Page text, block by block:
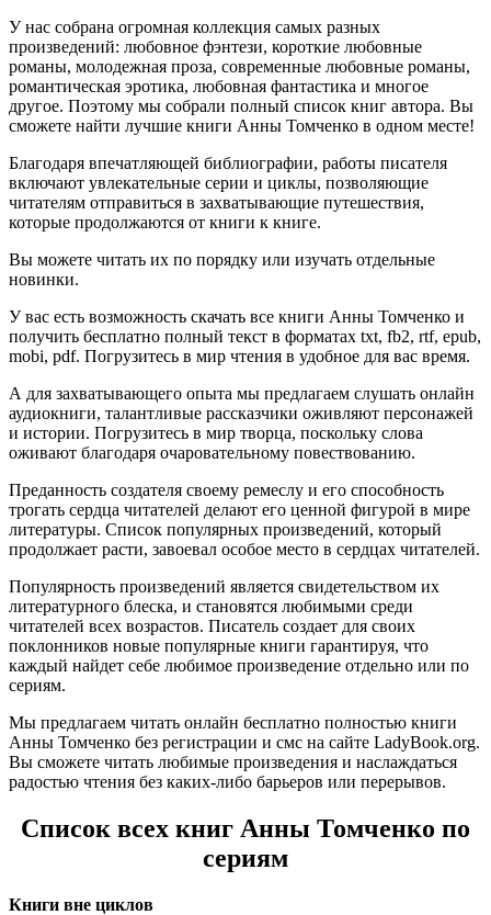
У нас собрана огромная коллекция самых разных
произведений: любовное фэнтези, короткие любовные
романы, молодежная проза, современные любовные романы,
романтическая эротика, любовная фантастика и многое
другое. Поэтому мы собрали полный список книг автора. Вы
сможете найти лучшие книги Анны Томченко в одном месте!
Благодаря впечатляющей библиографии, работы писателя
включают увлекательные серии и циклы, позволяющие
читателям отправиться в захватывающие путешествия,
которые продолжаются от книги к книге.
Вы можете читать их по порядку или изучать отдельные
новинки.
У вас есть возможность скачать все книги Анны Томченко и
получить бесплатно полный текст в форматах txt, fb2, rtf, epub,
mobi, pdf. Погрузитесь в мир чтения в удобное для вас время.
А для захватывающего опыта мы предлагаем слушать онлайн
аудиокниги, талантливые рассказчики оживляют персонажей
и истории. Погрузитесь в мир творца, поскольку слова
оживают благодаря очаровательному повествованию.
Преданность создателя своему ремеслу и его способность
трогать сердца читателей делают его ценной фигурой в мире
литературы. Список популярных произведений, который
продолжает расти, завоевал особое место в сердцах читателей.
Популярность произведений является свидетельством их
литературного блеска, и становятся любимыми среди
читателей всех возрастов. Писатель создает для своих
поклонников новые популярные книги гарантируя, что
каждый найдет себе любимое произведение отдельно или по
сериям.
Мы предлагаем читать онлайн бесплатно полностью книги
Анны Томченко без регистрации и смс на сайте LadyBook.org.
Вы сможете читать любимые произведения и наслаждаться
радостью чтения без каких-либо барьеров или перерывов.
Список всех книг Анны Томченко по
сериям
Книги вне циклов